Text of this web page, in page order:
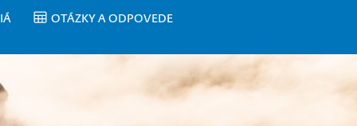
OTÁZKY A ODPOVEDE